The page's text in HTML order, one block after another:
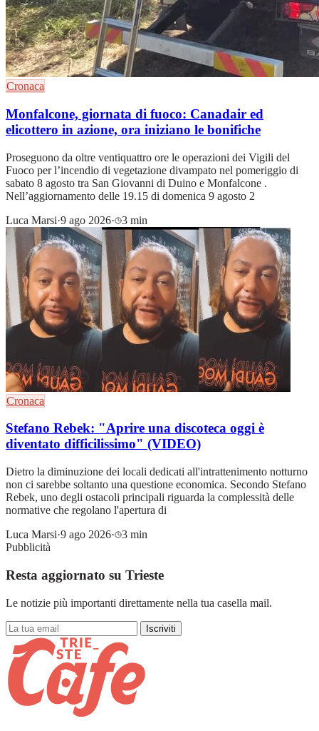
Cronaca
Monfalcone, giornata di fuoco: Canadair ed
elicottero in azione, ora iniziano le bonifiche
Proseguono da oltre ventiquattro ore le operazioni dei Vigili del
Fuoco per l’incendio di vegetazione divampato nel pomeriggio di
sabato 8 agosto tra San Giovanni di Duino e Monfalcone .
Nell’aggiornamento delle 19.15 di domenica 9 agosto 2
Luca Marsi·9 ago 2026· 3 min
Cronaca
Stefano Rebek: "Aprire una discoteca oggi è
diventato difficilissimo" (VIDEO)
Dietro la diminuzione dei locali dedicati all'intrattenimento notturno
non ci sarebbe soltanto una questione economica. Secondo Stefano
Rebek, uno degli ostacoli principali riguarda la complessità delle
normative che regolano l'apertura di
Luca Marsi·9 ago 2026·
3 min
Pubblicità
Resta aggiornato su Trieste
Le notizie più importanti direttamente nella tua casella mail.
Iscriviti